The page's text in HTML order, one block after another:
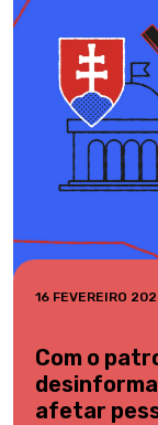
16 FEVEREIRO
Com o
afetar